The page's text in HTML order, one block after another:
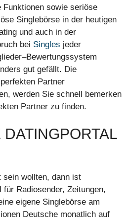
Funktionen sowie seriöse
Singlebörse in der heutigen
und auch in der
bei Singles jeder
gut gefällt. Die
Partner
werden Sie schnell bemerken
Partner zu finden.
sein wollten, dann ist
Radiosender, Zeitungen,
eigene Singlebörse am
Deutsche monatlich auf